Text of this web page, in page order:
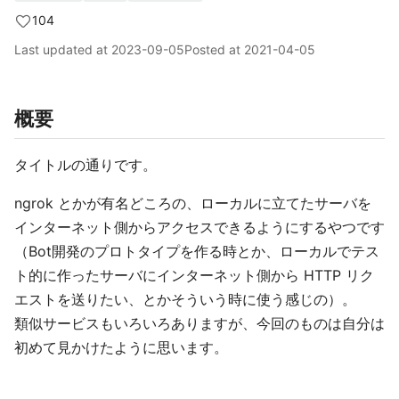
104
Last updated at 2023-09-05Posted at 2021-04-05
概要
タイトルの通りです。
ngrok とかが有名どころの、ローカルに立てたサーバを
インターネット側からアクセスできるようにするやつです
（Bot開発のプロトタイプを作る時とか、ローカルでテス
ト的に作ったサーバにインターネット側から HTTP リク
エストを送りたい、とかそういう時に使う感じの）。
類似サービスもいろいろありますが、今回のものは自分は
初めて見かけたように思います。